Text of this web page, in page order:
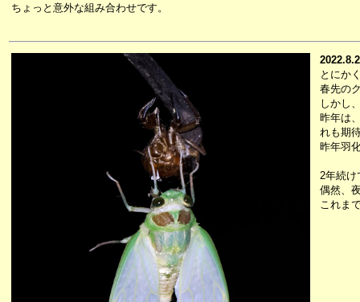
ちょっと意外な組み合わせです。
とにか
春先の
しかし
昨年は
れも期
昨年羽
2年続け
偶然、
これま